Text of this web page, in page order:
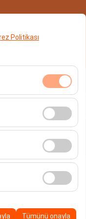
Politikası
Devre dışı
analiz
için kullanılır.
Tümünü onayla
06:00